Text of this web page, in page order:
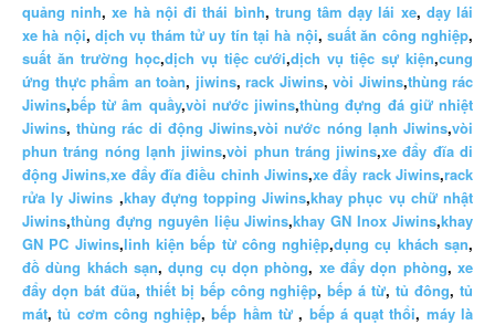
quảng ninh,xe hà nội đi thái bình, trung tâm dạy lái xe, dạy lái
xe hà nội,dịch vụ thám tử uy tín tại hà nội,suất ăn công nghiệp,
suất ăn trường học,dịch vụ tiệc cưới,dịch vụ tiệc sự kiện,cung
ứng thực phẩm an toàn, jiwins, rack Jiwins, vòi Jiwins,thùng rác
Jiwins,bếp từ âm quầy,vòi nước jiwins,thùng đựng đá giữ nhiệt
Jiwins,thùng rác di động Jiwins,vòi nước nóng lạnh Jiwins,vòi
phun tráng nóng lạnh jiwins,vòi phun tráng jiwins,xe đẩy đĩa di
động Jiwins,xe đẩy đĩa điều chỉnh Jiwins,xe đẩy rack Jiwins,rack
rửa ly Jiwins ,khay đựng topping Jiwins,khay phục vụ chữ nhật
Jiwins,thùng đựng nguyên liệu Jiwins,khay GN Inox Jiwins,khay
GN PC Jiwins,linh kiện bếp từ công nghiệp,dụng cụ khách sạn,
đồ dùng khách sạn,dụng cụ dọn phòng, xe đẩy dọn phòng,xe
đẩy dọn bát đũa, thiết bị bếp công nghiệp,bếp á từ,tủ đông,tủ
mát,tủ cơm công nghiệp,bếp hầm từ , bếp á quạt thổi, máy là